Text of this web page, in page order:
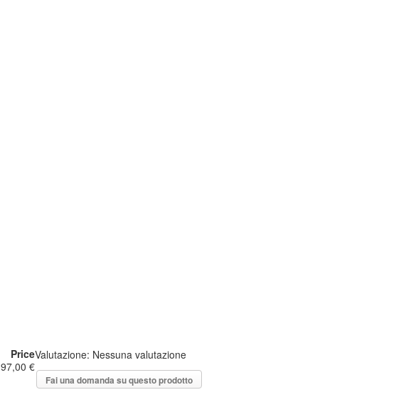
Valutazione: Nessuna valutazione
Price
97,00 €
Fai una domanda su questo prodotto